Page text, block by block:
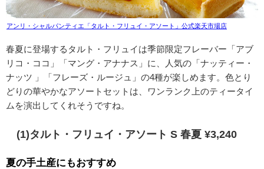
アンリ・シャルパンティエ「タルト・フリュイ・アソート」公式楽天市場店
春夏に登場する タルト・フリュイは季節限定フレーバー「アブ
リコ・ココ」「マング・アナナス」に、人気の「ナッティー・
ナッツ 」「フレーズ・ルージュ」の4種が楽しめます。色とり
どりの華やかなアソートセットは、ワンランク上のティータイ
ムを演出してくれそうですね。
(1)タルト・フリュイ・アソート S 春夏 ¥3,240
夏の手土産にもおすすめ